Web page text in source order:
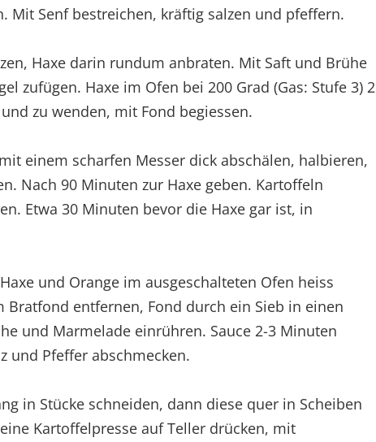
Mit Senf bestreichen, kräftig salzen und pfeffern.
Haxe darin rundum anbraten. Mit Saft und Brühe
zufügen. Haxe im Ofen bei 200 Grad (Gas: Stufe 3) 2
zu wenden, mit Fond begiessen.
einem scharfen Messer dick abschälen, halbieren,
Nach 90 Minuten zur Haxe geben. Kartoffeln
Etwa 30 Minuten bevor die Haxe gar ist, in
und Orange im ausgeschalteten Ofen heiss
Bratfond entfernen, Fond durch ein Sieb in einen
und Marmelade einrühren. Sauce 2-3 Minuten
und Pfeffer abschmecken.
in Stücke schneiden, dann diese quer in Scheiben
Kartoffelpresse auf Teller drücken, mit